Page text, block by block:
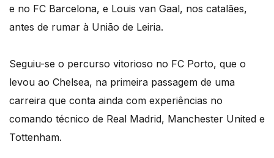
e no FC Barcelona, e Louis van Gaal, nos catalães,
antes de rumar à União de Leiria.
Seguiu-se o percurso vitorioso no FC Porto, que o
levou ao Chelsea, na primeira passagem de uma
carreira que conta ainda com experiências no
comando técnico de Real Madrid, Manchester United e
Tottenham.